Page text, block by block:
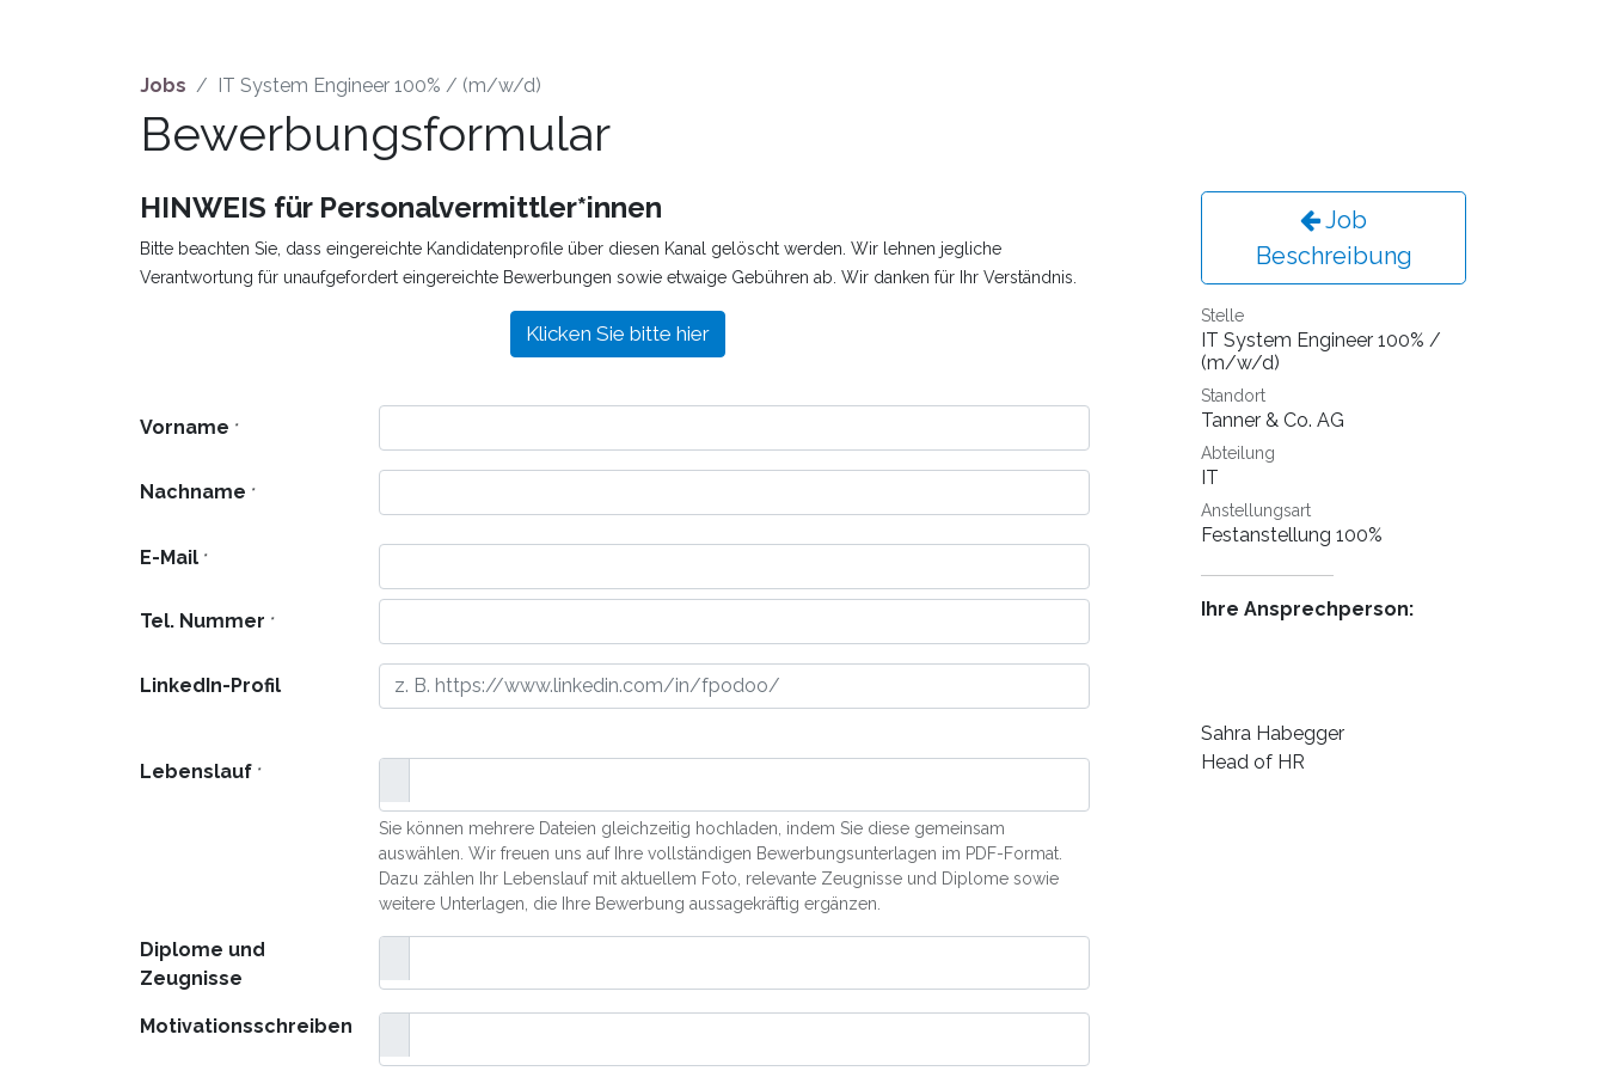
Jobs IT System Engineer 100% / (m/w/d)
Bewerbungsformular
HINWEIS für Personalvermittler*innen
Bitte beachten Sie, dass eingereichte Kandidatenprofile über diesen Kanal gelöscht werden. Wir lehnen jegliche
Verantwortung für unaufgefordert eingereichte Bewerbungen sowie etwaige Gebühren ab. Wir danken für Ihr Verständnis.
Klicken Sie bitte hier
Vorname *
Nachname *
E-Mail *
Tel. Nummer *
LinkedIn-Profil
Lebenslauf *
Sie können mehrere Dateien gleichzeitig hochladen, indem Sie diese gemeinsam
auswählen. Wir freuen uns auf Ihre vollständigen Bewerbungsunterlagen im PDF-Format.
Dazu zählen Ihr Lebenslauf mit aktuellem Foto, relevante Zeugnisse und Diplome sowie
weitere Unterlagen, die Ihre Bewerbung aussagekräftig ergänzen.
Diplome und
Zeugnisse
Motivationsschreiben
Job
Beschreibung
Stelle
IT System Engineer 100% /
(m/w/d)
Standort
Tanner & Co. AG
Abteilung
IT
Anstellungsart
Festanstellung 100%
Ihre Ansprechperson:
Sahra Habegger
Head of HR